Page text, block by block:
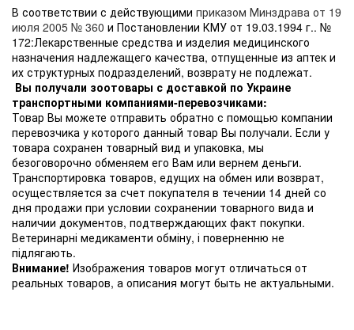
В соответствии с действующими приказом Минздрава от 19
июля 2005 № 360 и Постановлении КМУ от 19.03.1994 г.. №
172:Лекарственные средства и изделия медицинского
назначения надлежащего качества, отпущенные из аптек и
их структурных подразделений, возврату не подлежат.
Вы получали зоотовары с доставкой по Украине
транспортными компаниями-перевозчиками:
Товар Вы можете отправить обратно с помощью компании
перевозчика у которого данный товар Вы получали. Если у
товара сохранен товарный вид и упаковка, мы
безоговорочно обменяем его Вам или вернем деньги.
Транспортировка товаров, едущих на обмен или возврат,
осуществляется за счет покупателя в течении 14 дней со
дня продажи при условии сохранении товарного вида и
наличии документов, подтверждающих факт покупки.
Ветеринарні медикаменти обміну, і поверненню не
підлягають.
Внимание! Изображения товаров могут отличаться от
реальных товаров, а описания могут быть не актуальными.